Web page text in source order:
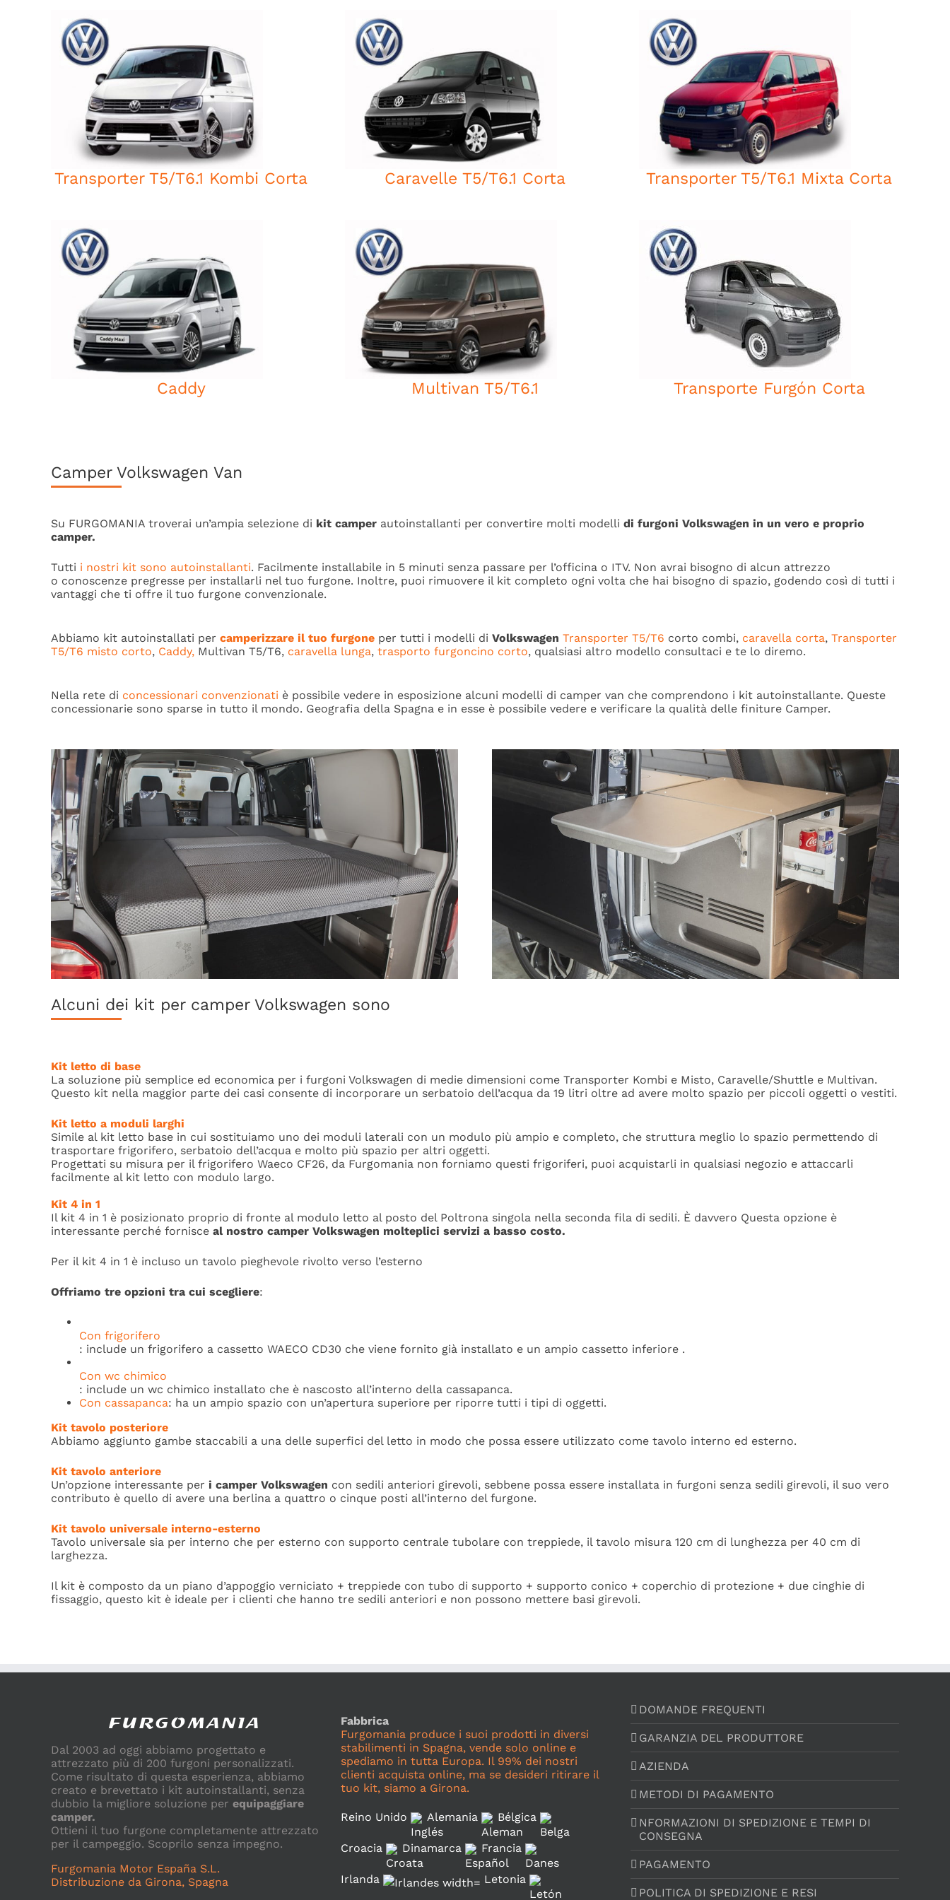
Transporter T5/T6.1 Kombi Corta Caravelle T5/T6.1 Corta Transporter T5/T6.1 Mixta Corta
Caddy Multivan T5/T6.1 Transporte Furgón Corta
Camper Volkswagen Van
Su FURGOMANIA troverai un’ampia selezione di kit camper autoinstallanti per convertire molti modelli di furgoni Volkswagen in un vero e proprio
camper.
Tutti i nostri kit sono autoinstallanti. Facilmente installabile in 5 minuti senza passare per l’officina o ITV. Non avrai bisogno di alcun attrezzo
o conoscenze pregresse per installarli nel tuo furgone. Inoltre, puoi rimuovere il kit completo ogni volta che hai bisogno di spazio, godendo così di tutti i
vantaggi che ti offre il tuo furgone convenzionale.
Abbiamo kit autoinstallati per camperizzare il tuo furgone per tutti i modelli di Volkswagen Transporter T5/T6 corto combi, caravella corta, Transporter
T5/T6 misto corto, Caddy, Multivan T5/T6, caravella lunga, trasporto furgoncino corto, qualsiasi altro modello consultaci e te lo diremo.
Nella rete di concessionari convenzionati è possibile vedere in esposizione alcuni modelli di camper van che comprendono i kit autoinstallante. Queste
concessionarie sono sparse in tutto il mondo. Geografia della Spagna e in esse è possibile vedere e verificare la qualità delle finiture Camper.
Alcuni dei kit per camper Volkswagen sono
Kit letto di base
La soluzione più semplice ed economica per i furgoni Volkswagen di medie dimensioni come Transporter Kombi e Misto, Caravelle/Shuttle e Multivan.
Questo kit nella maggior parte dei casi consente di incorporare un serbatoio dell’acqua da 19 litri oltre ad avere molto spazio per piccoli oggetti o vestiti.
Kit letto a moduli larghi
Simile al kit letto base in cui sostituiamo uno dei moduli laterali con un modulo più ampio e completo, che struttura meglio lo spazio permettendo di
trasportare frigorifero, serbatoio dell’acqua e molto più spazio per altri oggetti.
Progettati su misura per il frigorifero Waeco CF26, da Furgomania non forniamo questi frigoriferi, puoi acquistarli in qualsiasi negozio e attaccarli
facilmente al kit letto con modulo largo.
Kit 4 in 1
Il kit 4 in 1 è posizionato proprio di fronte al modulo letto al posto del Poltrona singola nella seconda fila di sedili. È davvero Questa opzione è
interessante perché fornisce al nostro camper Volkswagen molteplici servizi a basso costo.
Per il kit 4 in 1 è incluso un tavolo pieghevole rivolto verso l’esterno
Offriamo tre opzioni tra cui scegliere:
Con frigorifero
: include un frigorifero a cassetto WAECO CD30 che viene fornito già installato e un ampio cassetto inferiore .
Con wc chimico
: include un wc chimico installato che è nascosto all’interno della cassapanca.
Con cassapanca: ha un ampio spazio con un’apertura superiore per riporre tutti i tipi di oggetti.
Kit tavolo posteriore
Abbiamo aggiunto gambe staccabili a una delle superfici del letto in modo che possa essere utilizzato come tavolo interno ed esterno.
Kit tavolo anteriore
Un’opzione interessante per i camper Volkswagen con sedili anteriori girevoli, sebbene possa essere installata in furgoni senza sedili girevoli, il suo vero
contributo è quello di avere una berlina a quattro o cinque posti all’interno del furgone.
Kit tavolo universale interno-esterno
Tavolo universale sia per interno che per esterno con supporto centrale tubolare con treppiede, il tavolo misura 120 cm di lunghezza per 40 cm di
larghezza.
Il kit è composto da un piano d’appoggio verniciato + treppiede con tubo di supporto + supporto conico + coperchio di protezione + due cinghie di
fissaggio, questo kit è ideale per i clienti che hanno tre sedili anteriori e non possono mettere basi girevoli.
Dal 2003 ad oggi abbiamo progettato e
attrezzato più di 200 furgoni personalizzati.
Come risultato di questa esperienza, abbiamo
creato e brevettato i kit autoinstallanti, senza
dubbio la migliore soluzione per equipaggiare
camper.
Ottieni il tuo furgone completamente attrezzato
per il campeggio. Scoprilo senza impegno.
Furgomania Motor España S.L.
Distribuzione da Girona, Spagna
Fabbrica
Furgomania produce i suoi prodotti in diversi
stabilimenti in Spagna, vende solo online e
spediamo in tutta Europa. Il 99% dei nostri
clienti acquista online, ma se desideri ritirare il
tuo kit, siamo a Girona.
Reino Unido Alemania Bélgica
Croacia Dinamarca Francia
Irlanda Letonia
DOMANDE FREQUENTI
GARANZIA DEL PRODUTTORE
AZIENDA
METODI DI PAGAMENTO
NFORMAZIONI DI SPEDIZIONE E TEMPI DI
CONSEGNA
PAGAMENTO
POLITICA DI SPEDIZIONE E RESI